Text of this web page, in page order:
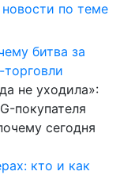
по теме
битва за
не уходила»:
покупателя
сегодня
кто и как